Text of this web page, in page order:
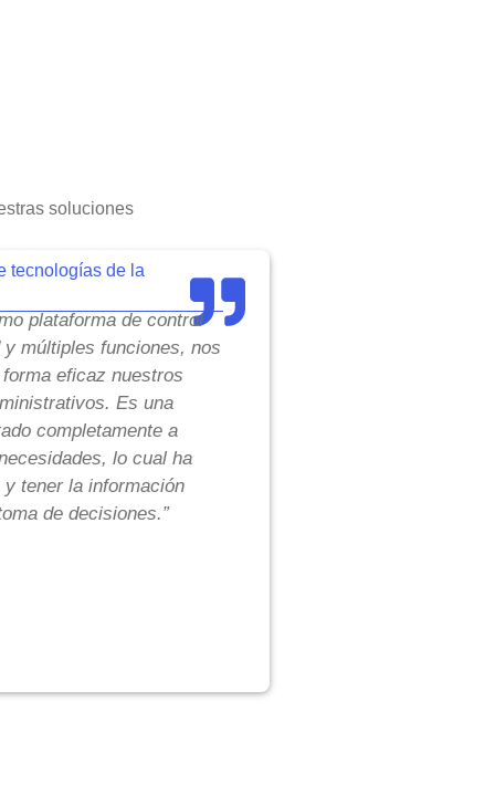
soluciones
tecnologías de la
plataforma de control
múltiples funciones, nos
eficaz nuestros
Es una
completamente a
lo cual ha
tener la información
de decisiones.”